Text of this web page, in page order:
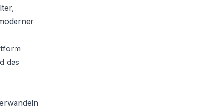
das